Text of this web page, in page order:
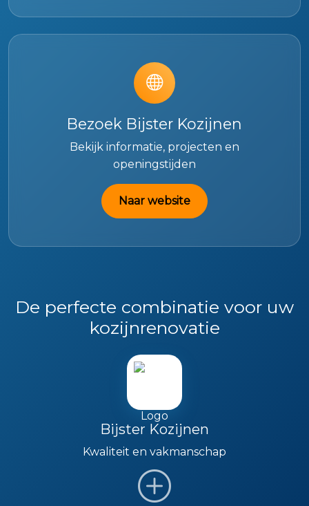
Bezoek Bijster Kozijnen
Bekijk informatie, projecten en
openingstijden
Naar website
De perfecte combinatie voor uw
kozijnrenovatie
Bijster Kozijnen
Kwaliteit en vakmanschap